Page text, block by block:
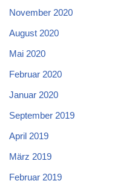
November 2020
August 2020
Mai 2020
Februar 2020
Januar 2020
September 2019
April 2019
März 2019
Februar 2019